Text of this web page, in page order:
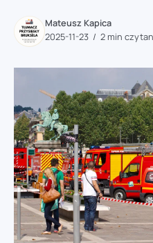
Mateusz Kapica
2025-11-23
2 min